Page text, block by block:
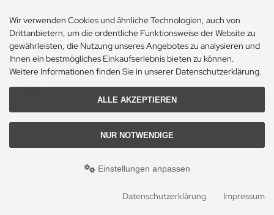
Social Media
Hypnose-CD-Download | Shop | Michael Bauer © 2026 | Template © 2009-2026 by
modified eCommerce Shopsoftware
weisen diese daher auch nicht aus.
ified eCommerce Shopsoftware © 2009-2026
Wir verwenden Cookies und ähnliche Technologien, auch von
Drittanbietern, um die ordentliche Funktionsweise der Website zu
gewährleisten, die Nutzung unseres Angebotes zu analysieren und
Ihnen ein bestmögliches Einkaufserlebnis bieten zu können.
Weitere Informationen finden Sie in unserer Datenschutzerklärung.
ALLE AKZEPTIEREN
NUR NOTWENDIGE
Einstellungen anpassen
Datenschutzerklärung Impressum